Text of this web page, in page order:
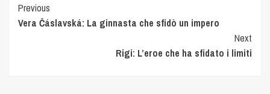
Previous
Vera Čáslavská: La ginnasta che sfidò un impero
Next
Rigi: L’eroe che ha sfidato i limiti